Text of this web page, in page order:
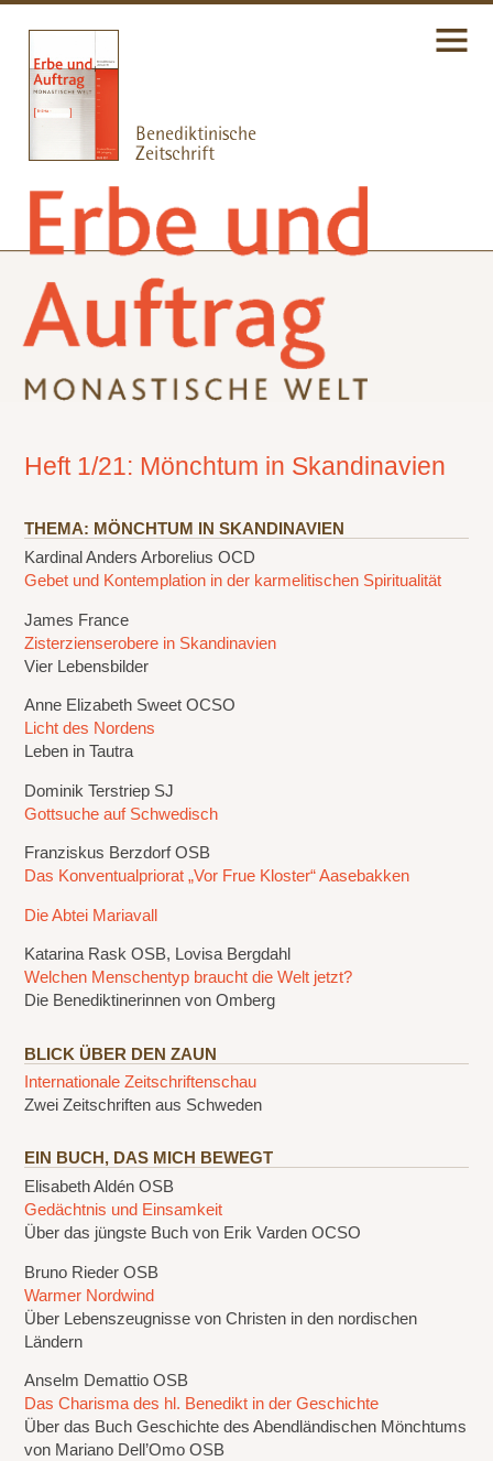
Heft 1/21: Mönchtum in Skandinavien
THEMA: MÖNCHTUM IN SKANDINAVIEN
Kardinal Anders Arborelius OCD
Gebet und Kontemplation in der karmelitischen Spiritualität
James France
Zisterzienserobere in Skandinavien
Vier Lebensbilder
Anne Elizabeth Sweet OCSO
Licht des Nordens
Leben in Tautra
Dominik Terstriep SJ
Gottsuche auf Schwedisch
Franziskus Berzdorf OSB
Das Konventualpriorat „Vor Frue Kloster“ Aasebakken
Die Abtei Mariavall
Katarina Rask OSB, Lovisa Bergdahl
Welchen Menschentyp braucht die Welt jetzt?
Die Benediktinerinnen von Omberg
BLICK ÜBER DEN ZAUN
Internationale Zeitschriftenschau
Zwei Zeitschriften aus Schweden
EIN BUCH, DAS MICH BEWEGT
Elisabeth Aldén OSB
Gedächtnis und Einsamkeit
Über das jüngste Buch von Erik Varden OCSO
Bruno Rieder OSB
Warmer Nordwind
Über Lebenszeugnisse von Christen in den nordischen
Ländern
Anselm Demattio OSB
Das Charisma des hl. Benedikt in der Geschichte
Über das Buch Geschichte des Abendländischen Mönchtums
von Mariano Dell’Omo OSB